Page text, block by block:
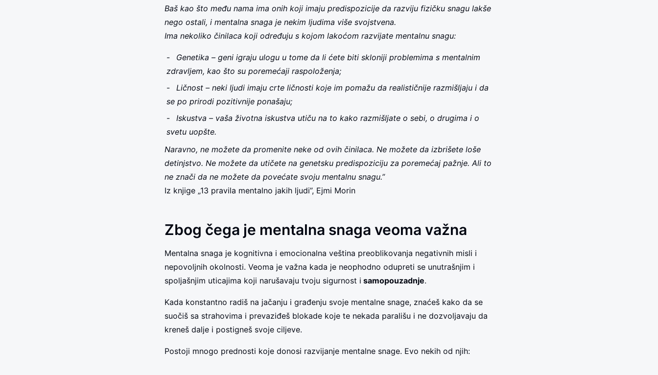
Baš kao što među nama ima onih koji imaju predispozicije da razviju fizičku snagu lakše
nego ostali, i mentalna snaga je nekim ljudima više svojstvena.
Ima nekoliko činilaca koji određuju s kojom lakoćom razvijate mentalnu snagu:
Genetika – geni igraju ulogu u tome da li ćete biti skloniji problemima s mentalnim
zdravljem, kao što su poremećaji raspoloženja;
Ličnost – neki ljudi imaju crte ličnosti koje im pomažu da realističnije razmišljaju i da
se po prirodi pozitivnije ponašaju;
Iskustva – vaša životna iskustva utiču na to kako razmišljate o sebi, o drugima i o
svetu uopšte.
Naravno, ne možete da promenite neke od ovih činilaca. Ne možete da izbrišete loše
detinjstvo. Ne možete da utičete na genetsku predispoziciju za poremećaj pažnje. Ali to
ne znači da ne možete da povećate svoju mentalnu snagu.”
Iz knjige „13 pravila mentalno jakih ljudi”, Ejmi Morin
Zbog čega je mentalna snaga veoma važna
Mentalna snaga je kognitivna i emocionalna veština preoblikovanja negativnih misli i
nepovoljnih okolnosti. Veoma je važna kada je neophodno odupreti se unutrašnjim i
spoljašnjim uticajima koji narušavaju tvoju sigurnost i samopouzadnje.
Kada konstantno radiš na jačanju i građenju svoje mentalne snage, znaćeš kako da se
suočiš sa strahovima i prevaziđeš blokade koje te nekada parališu i ne dozvoljavaju da
kreneš dalje i postigneš svoje ciljeve.
Postoji mnogo prednosti koje donosi razvijanje mentalne snage. Evo nekih od njih: